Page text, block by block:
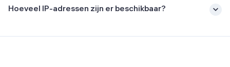
Hoeveel IP-adressen zijn er beschikbaar?